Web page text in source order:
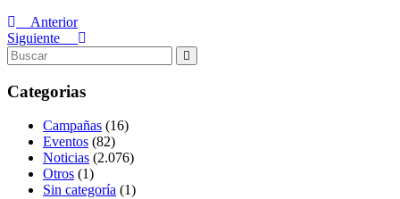
Anterior
Siguiente
Categorias
Campañas (16)
Eventos (82)
Noticias (2.076)
Otros (1)
Sin categoría (1)